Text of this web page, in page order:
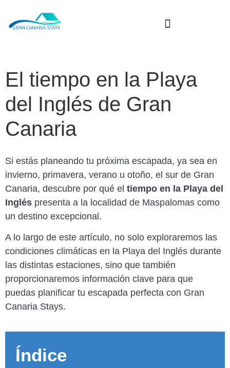
El tiempo en la Playa
del Inglés de Gran
Canaria
Si estás planeando tu próxima escapada, ya sea en
invierno, primavera, verano u otoño, el sur de Gran
Canaria, descubre por qué el tiempo en la Playa del
Inglés presenta a la localidad de Maspalomas como
un destino excepcional.
A lo largo de este artículo, no solo exploraremos las
condiciones climáticas en la Playa del Inglés durante
las distintas estaciones, sino que también
proporcionaremos información clave para que
puedas planificar tu escapada perfecta con Gran
Canaria Stays.
Índice